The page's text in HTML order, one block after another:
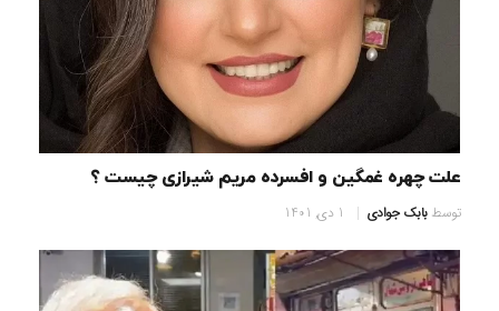
علت چهره غمگین و افسرده مریم شیرازی چیست ؟
توسطبابک جوادی 1 دی, 1401